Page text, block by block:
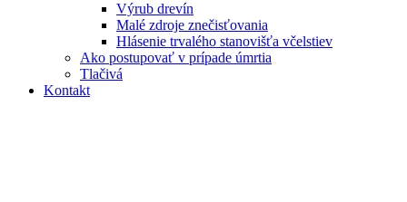
Výrub drevín
Malé zdroje znečisťovania
Hlásenie trvalého stanovišťa včelstiev
Ako postupovať v prípade úmrtia
Tlačivá
Kontakt